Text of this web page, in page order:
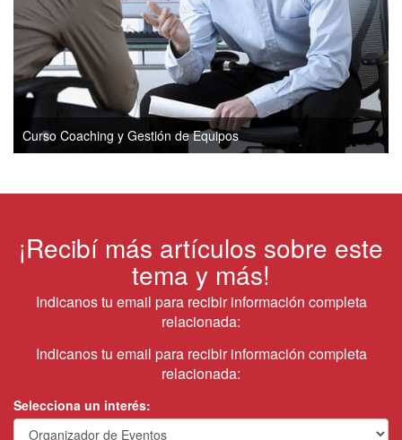
Curso Coaching y Gestión de Equipos
¡Recibí más artículos sobre este
tema y más!
Indicanos tu email para recibir información completa
relacionada:
Indicanos tu email para recibir información completa
relacionada:
Selecciona un interés: